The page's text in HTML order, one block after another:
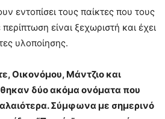
εντοπίσει τους παίκτες που τους
είναι ξεχωριστή και έχει
υλοποίησης.
Οικονόμου, Μάντζιο και
δύο ακόμα ονόματα που
Σύμφωνα με σημερινό